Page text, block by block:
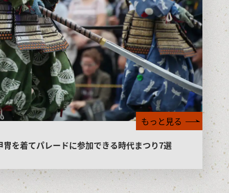
を着てパレードに参加できる時代まつり7選
もっと見る